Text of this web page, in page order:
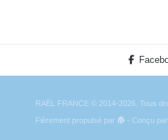
RAËL FRANCE © 2014-2026. Tous
Fièrement propulsé par
- Conçu par